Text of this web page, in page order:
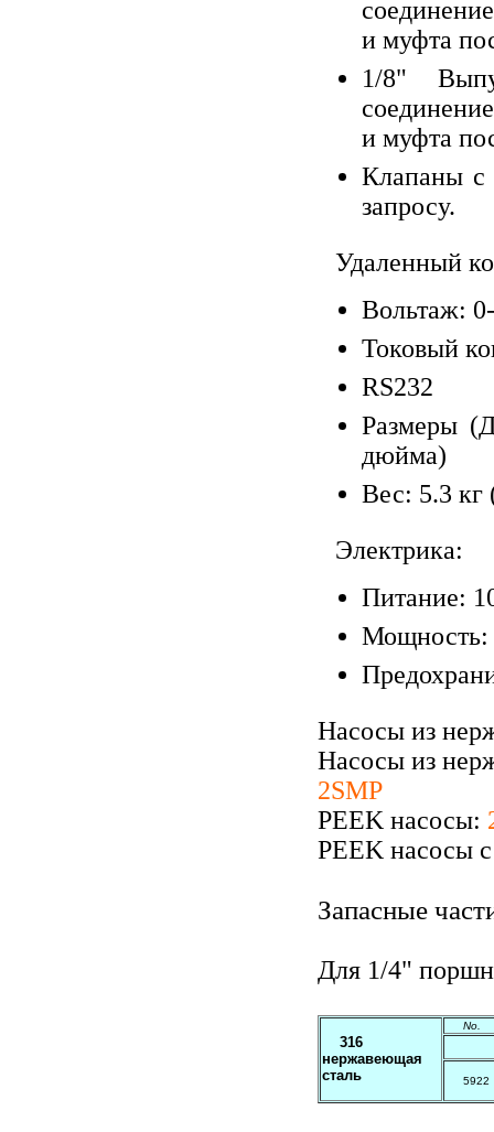
и муфта
1/8"
и муфта
Клапаны с
запросу.
Удаленный
Вольтаж:
Токовый
RS232
Размеры
дюйма)
Вес: 5.3 кг
Электрика:
Питание:
Мощность:
Насосы из
Насосы из
2SMP
PEEK насосы:
PEEK насосы
Запасные
Для 1/4"
316
нержавеющая
сталь
No.
5922